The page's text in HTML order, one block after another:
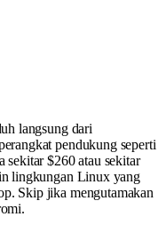
langsung dari
pendukung seperti
sekitar $260 atau sekitar
lingkungan Linux yang
Skip jika mengutamakan